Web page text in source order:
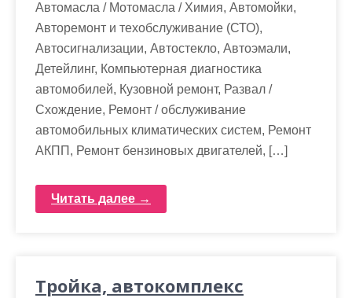
Автомасла / Мотомасла / Химия, Автомойки,
Авторемонт и техобслуживание (СТО),
Автосигнализации, Автостекло, Автоэмали,
Детейлинг, Компьютерная диагностика
автомобилей, Кузовной ремонт, Развал /
Схождение, Ремонт / обслуживание
автомобильных климатических систем, Ремонт
АКПП, Ремонт бензиновых двигателей, […]
Читать далее →
Тройка, автокомплекс